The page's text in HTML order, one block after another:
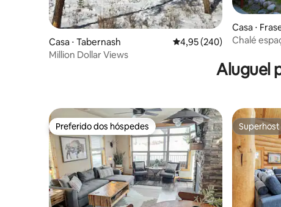
Casa ⋅ Tabernash 4,95 de uma avaliação
4,95 (240)
Million Dollar Views
Casa ⋅
Chalé
Aluguel
Preferido dos hóspedes
Preferido dos hóspedes Superhost
Superhost